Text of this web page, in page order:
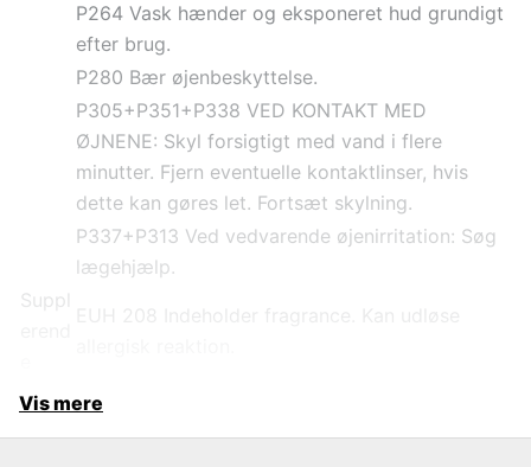
P264 Vask hænder og eksponeret hud grundigt
efter brug.
P280 Bær øjenbeskyttelse.
P305+P351+P338 VED KONTAKT MED
ØJNENE: Skyl forsigtigt med vand i flere
minutter. Fjern eventuelle kontaktlinser, hvis
dette kan gøres let. Fortsæt skylning.
P337+P313 Ved vedvarende øjenirritation: Søg
lægehjælp.
Suppl
Vis mere